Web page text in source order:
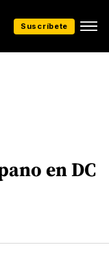
Suscríbete
en DC